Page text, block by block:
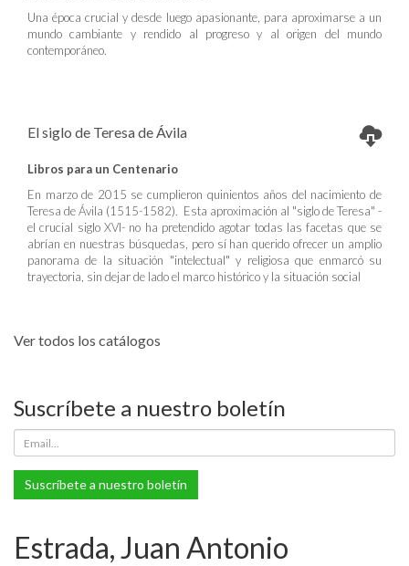
Una época crucial y desde luego apasionante, para aproximarse a un
mundo cambiante y rendido al progreso y al origen del mundo
contemporáneo.
El siglo de Teresa de Ávila
Libros para un Centenario
En marzo de 2015 se cumplieron quinientos años del nacimiento de
Teresa de Ávila (1515-1582). Esta aproximación al "siglo de Teresa" -
el crucial siglo XVI- no ha pretendido agotar todas las facetas que se
abrían en nuestras búsquedas, pero sí han querido ofrecer un amplio
panorama de la situación "intelectual" y religiosa que enmarcó su
trayectoria, sin dejar de lado el marco histórico y la situación social
Ver todos los catálogos
Suscríbete a nuestro boletín
Suscríbete a nuestro boletín
Estrada, Juan Antonio